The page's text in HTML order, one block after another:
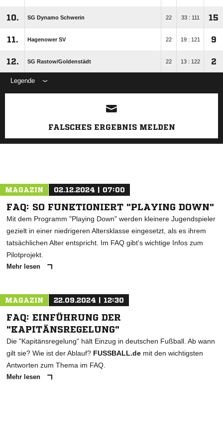
10. SG Dynamo Schwerin 22 33 : 111 15
11. Hagenower SV 22 19 : 121 9
12. SG Rastow/​Goldenstädt 22 13 : 122 2
Legende
ANZEIGE
FALSCHES ERGEBNIS MELDEN
MAGAZIN 02.12.2024 | 07:00
FAQ: SO FUNKTIONIERT "PLAYING DOWN"
Mit dem Programm "Playing Down" werden kleinere Jugendspieler
gezielt in einer niedrigeren Altersklasse eingesetzt, als es ihrem
tatsächlichen Alter entspricht. Im FAQ gibt's wichtige Infos zum
Pilotprojekt.
Mehr lesen
MAGAZIN 22.09.2024 | 12:30
FAQ: EINFÜHRUNG DER
"KAPITÄNSREGELUNG"
Die "Kapitänsregelung" hält Einzug in deutschen Fußball. Ab wann
gilt sie? Wie ist der Ablauf? FUSSBALL.de mit den wichtigsten
Antworten zum Thema im FAQ.
Mehr lesen